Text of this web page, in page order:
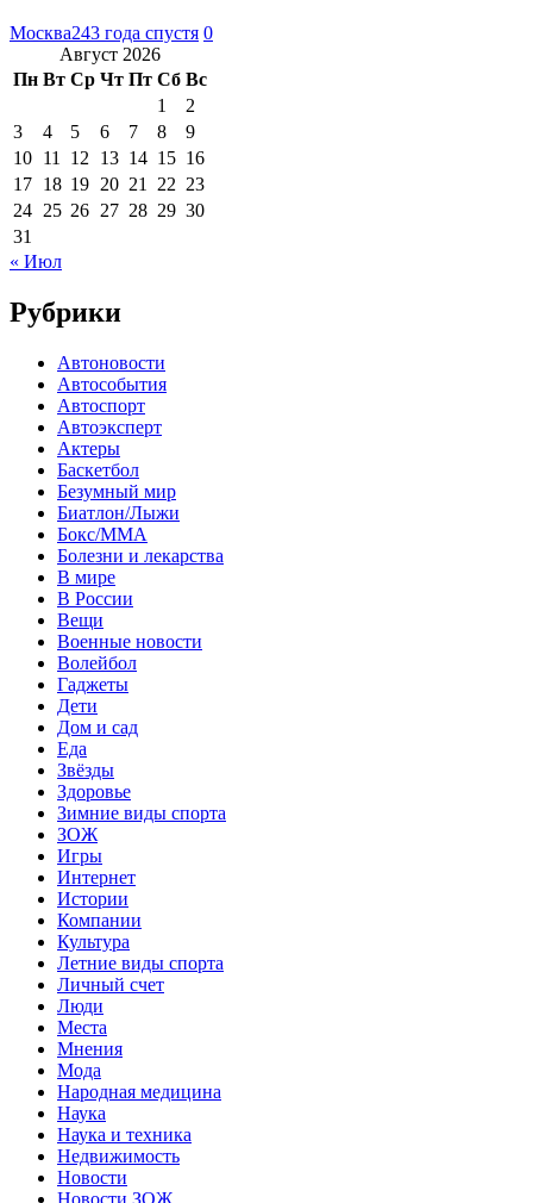
Москва243 года спустя 0
Август 2026
Пн Вт Ср Чт Пт Сб Вс
1
2
3
4 5 6 7 8
9
10 11 12 13 14 15 16
17 18 19 20 21 22 23
24 25 26 27 28 29 30
31
« Июл
Рубрики
Автоновости
Автособытия
Автоспорт
Автоэксперт
Актеры
Баскетбол
Безумный мир
Биатлон/Лыжи
Бокс/MMA
Болезни и лекарства
В мире
В России
Вещи
Военные новости
Волейбол
Гаджеты
Дети
Дом и сад
Еда
Звёзды
Здоровье
Зимние виды спорта
ЗОЖ
Игры
Интернет
Истории
Компании
Культура
Летние виды спорта
Личный счет
Люди
Места
Мнения
Мода
Народная медицина
Наука
Наука и техника
Недвижимость
Новости
Новости ЗОЖ